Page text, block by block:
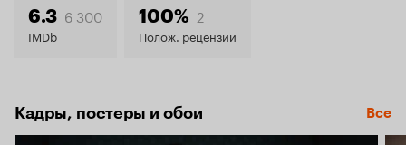
6.6
6.3 6 300
IMDb
100% 2
Полож. рецензии
Кадры, постеры и обои Все